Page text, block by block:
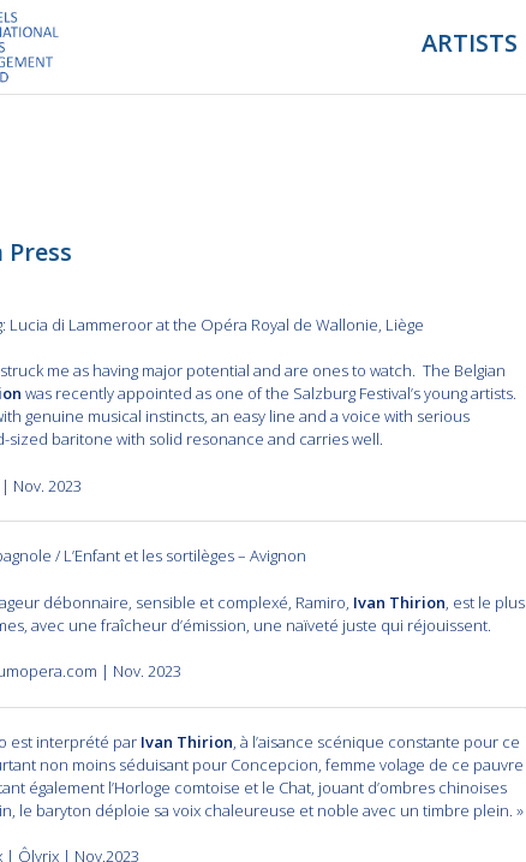
ARTISTS
Press
Lucia di Lammeroor at the Opéra Royal de Wallonie, Liège
me as having major potential and are ones to watch. The Belgian
was recently appointed as one of the Salzburg Festival’s young artists.
genuine musical instincts, an easy line and a voice with serious
sized baritone with solid resonance and carries well.
Nov. 2023
/ L’Enfant et les sortilèges – Avignon
débonnaire, sensible et complexé, Ramiro, Ivan Thirion , est le plus
avec une fraîcheur d’émission, une naïveté juste qui réjouissent.
| Nov. 2023
est interprété par Ivan Thirion , à l’aisance scénique constante pour ce
non moins séduisant pour Concepcion, femme volage de ce pauvre
également l’Horloge comtoise et le Chat, jouant d’ombres chinoises
le baryton déploie sa voix chaleureuse et noble avec un timbre plein. »
| Ôlyrix | Nov.2023